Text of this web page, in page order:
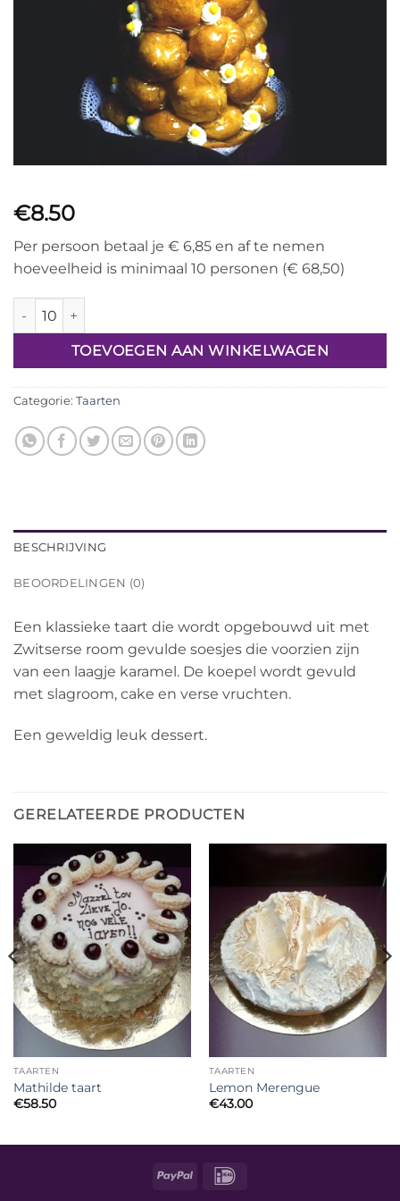
€8.50
Per persoon betaal je € 6,85 en af te nemen
hoeveelheid is minimaal 10 personen (€ 68,50)
Croquant bouche aantal
TOEVOEGEN AAN WINKELWAGEN
Categorie: Taarten
BESCHRIJVING
BEOORDELINGEN (0)
Een klassieke taart die wordt opgebouwd uit met
Zwitserse room gevulde soesjes die voorzien zijn
van een laagje karamel. De koepel wordt gevuld
met slagroom, cake en verse vruchten.
Een geweldig leuk dessert.
GERELATEERDE PRODUCTEN
TAARTEN
Mathilde taart
€58.50
TAARTEN
Lemon Merengue
€43.00
PayPal